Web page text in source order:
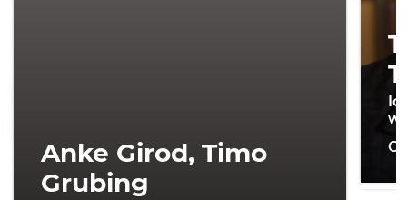
Anke Girod, Timo
Grubing